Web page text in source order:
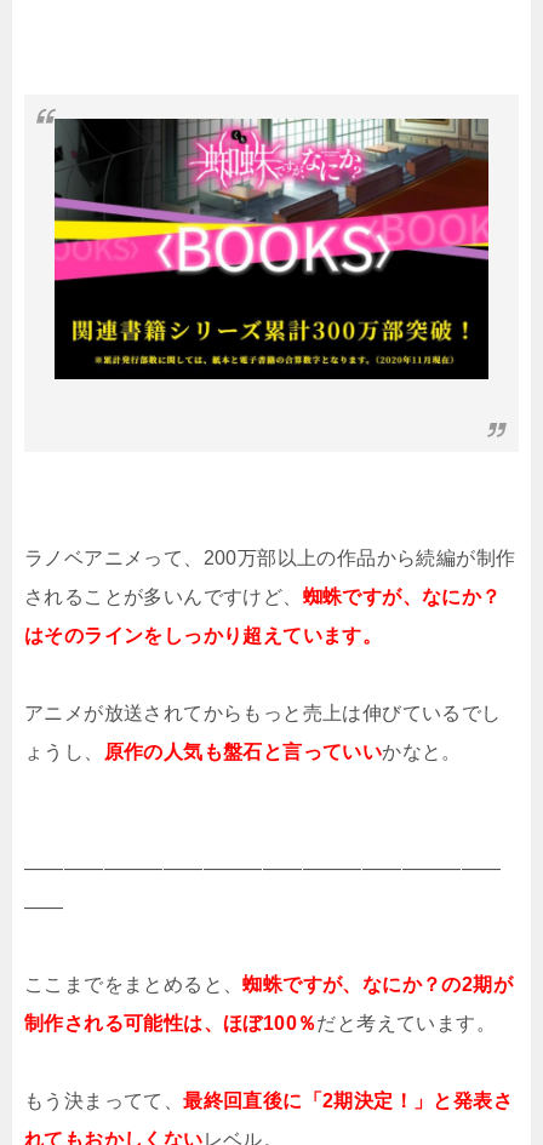
ラノベアニメって、200万部以上の作品から続編が制作
されることが多いんですけど、 蜘蛛ですが、なにか？
はそのラインをしっかり超えています。
アニメが放送されてからもっと売上は伸びているでし
ょうし、
原作の人気も盤石と言っていいかなと。
――――――――――――――――――――――――
――
ここまでをまとめると、蜘蛛ですが、なにか？の2期が
制作される可能性は、ほぼ100％だと考えています。
もう決まってて、最終回直後に「2期決定！」と発表さ
れてもおかしくないレベル。